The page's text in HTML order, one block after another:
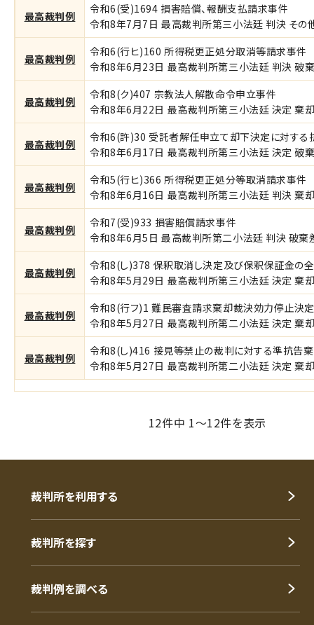
最高裁判例
令和6(受)1694 損害賠償、報酬支払請求事件
令和8年7月7日 最高裁判所第三小法廷 判決 そ
最高裁判例
令和6(行ヒ)160 所得税更正処分取消等請求事件
令和8年6月23日 最高裁判所第三小法廷 判決 破
最高裁判例
令和8(ク)407 宗教法人解散命令申立事件
令和8年6月22日 最高裁判所第三小法廷 決定 棄
最高裁判例
令和6(許)30 受託者解任申立て却下決定に対す
令和8年6月17日 最高裁判所第三小法廷 決定 破
最高裁判例
令和5(行ヒ)366 所得税更正処分等取消請求事件
令和8年6月16日 最高裁判所第三小法廷 判決 棄
最高裁判例
令和7(受)933 損害賠償請求事件
令和8年6月5日 最高裁判所第二小法廷 判決 破
最高裁判例
令和8(し)378 保釈取消し決定及び保釈保証金の
令和8年5月29日 最高裁判所第三小法廷 決定 棄
最高裁判例
令和8(行フ)1 難民審査請求棄却裁決効力停止決
令和8年5月27日 最高裁判所第二小法廷 決定 棄
最高裁判例
令和8(し)416 接見等禁止の裁判に対する準抗告
令和8年5月27日 最高裁判所第二小法廷 決定 棄
12件中 1～12件を表示
裁判所を利用する
裁判所を探す
裁判例を調べる